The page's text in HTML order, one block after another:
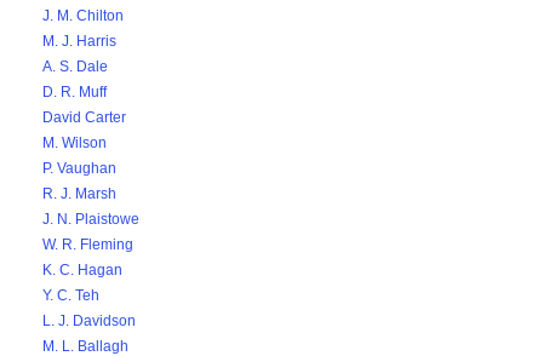
J. M. Chilton
M. J. Harris
A. S. Dale
D. R. Muff
David Carter
M. Wilson
P. Vaughan
R. J. Marsh
J. N. Plaistowe
W. R. Fleming
K. C. Hagan
Y. C. Teh
L. J. Davidson
M. L. Ballagh